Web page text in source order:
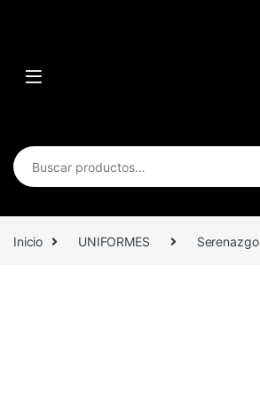
Buscar por:
Inicio UNIFORMES Serenazgo